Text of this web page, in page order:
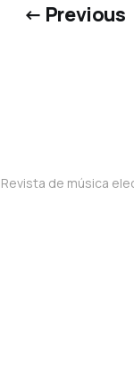
← Previous
de música